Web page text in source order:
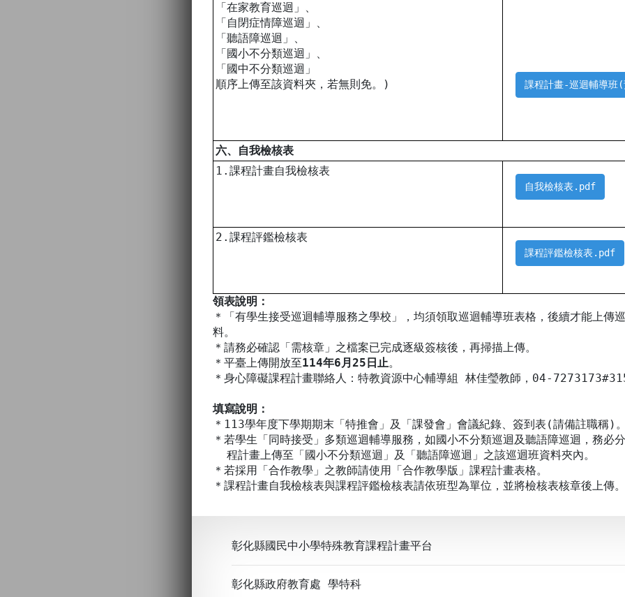
「在家教育巡迴」、
「自閉症情障巡迴」、
「聽語障巡迴」、
「國小不分類巡迴」、
「國中不分類巡迴」
順序上傳至該資料夾，若無則免。)
課程計畫-巡迴輔導
六、自我檢核表
1.課程計畫自我檢核表
自我檢核表.pdf
2.課程評鑑檢核表
課程評鑑檢核表.pdf
領表說明：
＊「有學生接受巡迴輔導服務之學校」，均須領取巡迴輔導班表格，後續才能上傳
料。
＊請務必確認「需核章」之檔案已完成逐級簽核後，再掃描上傳。
＊平臺上傳開放至114年6月25日止。
＊身心障礙課程計畫聯絡人：特教資源中心輔導組 林佳瑩教師，04-
填寫說明：
＊113學年度下學期期末「特推會」及「課發會」會議紀錄、簽到表(請備註職稱)
＊若學生「同時接受」多類巡迴輔導服務，如國小不分類巡迴及聽語障巡迴，務必
程計畫上傳至「國小不分類巡迴」及「聽語障巡迴」之該巡迴班資料夾內。
＊若採用「合作教學」之教師請使用「合作教學版」課程計畫表格。
＊課程計畫自我檢核表與課程評鑑檢核表請依班型為單位，並將檢核表核章後上傳
彰化縣國民中小學特殊教育課程計畫平台
彰化縣政府教育處 學特科